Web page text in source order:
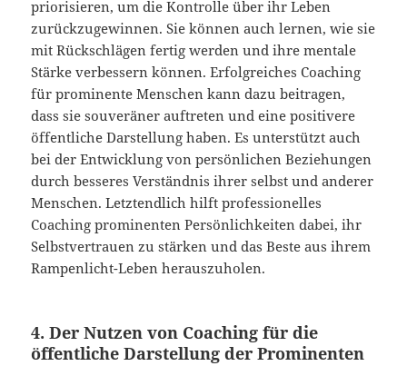
priorisieren, um die Kontrolle über ihr Leben
zurückzugewinnen. Sie können auch lernen, wie sie
mit Rückschlägen fertig werden und ihre mentale
Stärke verbessern können. Erfolgreiches Coaching
für prominente Menschen kann dazu beitragen,
dass sie souveräner auftreten und eine positivere
öffentliche Darstellung haben. Es unterstützt auch
bei der Entwicklung von persönlichen Beziehungen
durch besseres Verständnis ihrer selbst und anderer
Menschen. Letztendlich hilft professionelles
Coaching prominenten Persönlichkeiten dabei, ihr
Selbstvertrauen zu stärken und das Beste aus ihrem
Rampenlicht-Leben herauszuholen.
4. Der Nutzen von Coaching für die
öffentliche Darstellung der Prominenten